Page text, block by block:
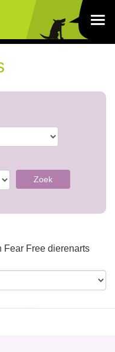
Zoek
Fear Free dierenarts